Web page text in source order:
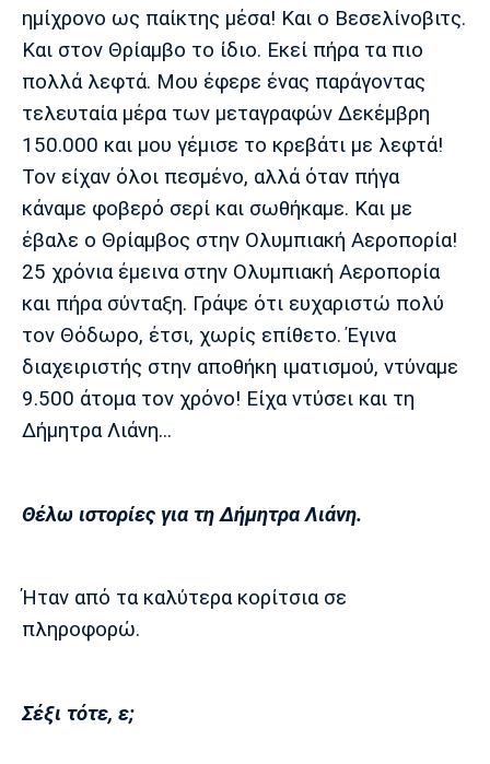
ημίχρονο ως παίκτης μέσα! Και ο Βεσελίνοβιτς.
Και στον Θρίαμβο το ίδιο. Εκεί πήρα τα πιο
πολλά λεφτά. Μου έφερε ένας παράγοντας
τελευταία μέρα των μεταγραφών Δεκέμβρη
150.000 και μου γέμισε το κρεβάτι με λεφτά!
Τον είχαν όλοι πεσμένο, αλλά όταν πήγα
κάναμε φοβερό σερί και σωθήκαμε. Και με
έβαλε ο Θρίαμβος στην Ολυμπιακή Αεροπορία!
25 χρόνια έμεινα στην Ολυμπιακή Αεροπορία
και πήρα σύνταξη. Γράψε ότι ευχαριστώ πολύ
τον Θόδωρο, έτσι, χωρίς επίθετο. Έγινα
διαχειριστής στην αποθήκη ιματισμού, ντύναμε
9.500 άτομα τον χρόνο! Είχα ντύσει και τη
Δήμητρα Λιάνη...
Θέλω ιστορίες για τη Δήμητρα Λιάνη.
Ήταν από τα καλύτερα κορίτσια σε
πληροφορώ.
Σέξι τότε, ε;